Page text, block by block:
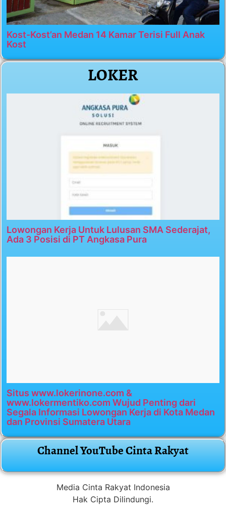
Kost-Kost’an Medan 14 Kamar Terisi Full Anak
Kost
LOKER
Lowongan Kerja Untuk Lulusan SMA Sederajat,
Ada 3 Posisi di PT Angkasa Pura
Situs www.lokerinone.com &
www.lokermentiko.com Wujud Penting dari
Segala Informasi Lowongan Kerja di Kota Medan
dan Provinsi Sumatera Utara
Channel YouTube Cinta Rakyat
Media Cinta Rakyat Indonesia
Hak Cipta Dilindungi.